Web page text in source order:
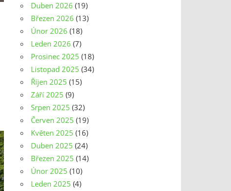
Duben 2026 (19)
Březen 2026 (13)
Únor 2026 (18)
Leden 2026 (7)
Prosinec 2025 (18)
Listopad 2025 (34)
Říjen 2025 (15)
Září 2025 (9)
Srpen 2025 (32)
Červen 2025 (19)
Květen 2025 (16)
Duben 2025 (24)
Březen 2025 (14)
Únor 2025 (10)
Leden 2025 (4)